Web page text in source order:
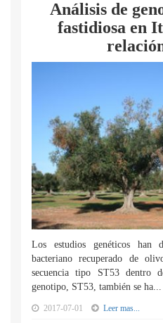
Análisis de
fastidiosa en
Los estudios genéticos han
bacteriano recuperado de
secuencia tipo ST53 dentro
genotipo, ST53, también se ha...
2017-07-01 Leer mas...